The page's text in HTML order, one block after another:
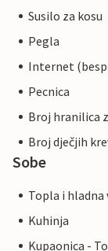
Susilo za kosu
Pegla
Internet
Pecnica
Broj hranilica
Broj dječjih
Sobe
Topla i hladna
Kuhinja
Kupaonica -